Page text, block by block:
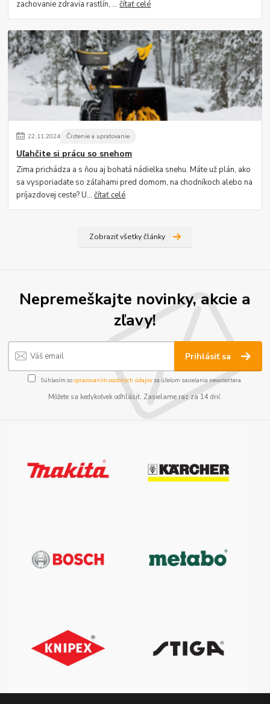
zachovanie zdravia rastlín, ...čítať celé
22.11.2024 Čistenie a upratovanie
Uľahčite si prácu so snehom
Zima prichádza a s ňou aj bohatá nádielka snehu. Máte už plán, ako
sa vysporiadate so záľahami pred domom, na chodníkoch alebo na
príjazdovej ceste? U...čítať celé
Zobraziť všetky články
Nepremeškajte novinky, akcie a
zľavy!
Prihlásiť sa
Súhlasím sospracovaním osobných údajov za účelom zasielania newslettera.
Môžete sa kedykoľvek odhlásiť. Zasielame raz za 14 dní.